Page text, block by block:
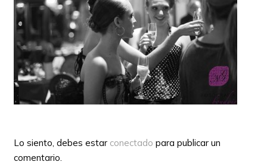
Lo siento, debes estar conectado para publicar un
comentario.